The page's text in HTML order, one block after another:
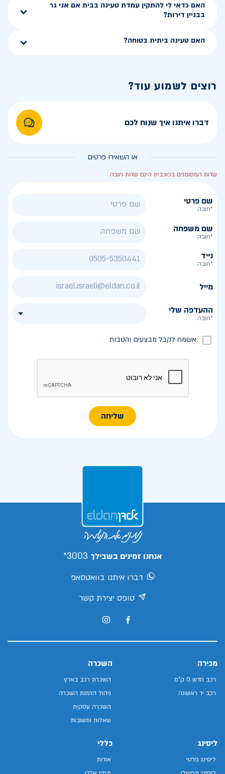
האם כדאי לי להתקין עמדת טעינה בבית אם אני גר
בבניין דירות?
האם טעינה ביתית בטוחה?
רוצים לשמוע עוד?
דברו איתנו איך שנוח לכם
או השאירו פרטים
שדות המסומנים בכוכבית הינם שדות חובה
שם פרטי
*חובה
שם משפחה
*חובה
נייד
*חובה
מייל
ההעדפה שלי
*חובה
אשמח לקבל מבצעים והטבות
שליחה
אנחנו זמינים בשבילך 3003*
דברו איתנו בוואטסאפ
טופס יצירת קשר
מכירה
רכב חדש 0 ק"מ
רכב יד ראשונה
השכרה
השכרת רכב בארץ
ניהול הזמנת השכרה
השכרה עסקית
שאלות ותשובות
ליסינג
ליסינג פרטי
כללי
אודות